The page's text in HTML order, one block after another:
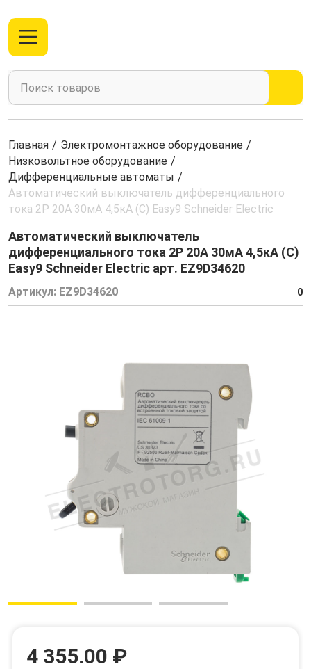
Главная / Электромонтажное оборудование /
Низковольтное оборудование /
Дифференциальные автоматы /
Автоматический выключатель дифференциального
тока 2Р 20А 30мА 4,5кА (C) Easy9 Schneider Electric
Автоматический выключатель
дифференциального тока 2Р 20А 30мА 4,5кА (C)
Easy9 Schneider Electric арт. EZ9D34620
Артикул: EZ9D34620 0
4 355.00 ₽